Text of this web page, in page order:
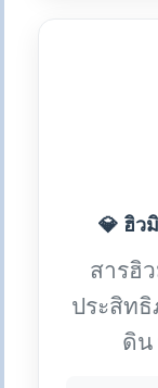
💎 ฮิว
สารฮิ
ประสิท
ดิน